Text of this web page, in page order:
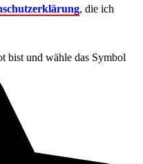
, die ich
bist und wähle das Symbol